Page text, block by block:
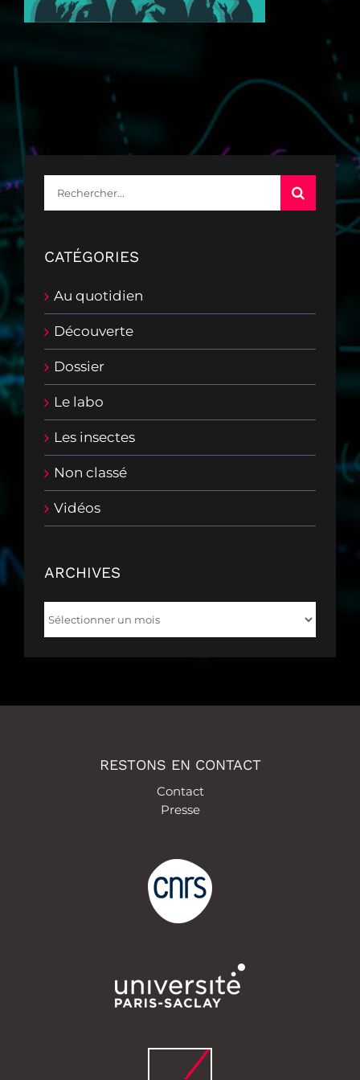
CATÉGORIES
Au quotidien
Découverte
Dossier
Le labo
Les insectes
Non classé
Vidéos
ARCHIVES
RESTONS EN CONTACT
Contact
Presse